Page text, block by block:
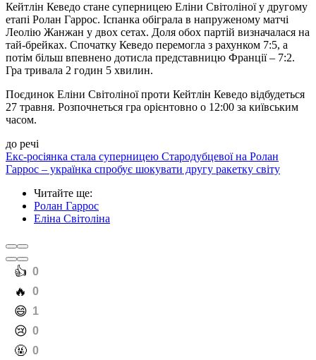
Кейтлін Кеведо стане суперницею Еліни Світоліної у другому
етапі Ролан Гаррос. Іспанка обіграла в напруженому матчі
Леолію Жанжан у двох сетах. Доля обох партій визначалася на
тай-брейках. Спочатку Кеведо перемогла з рахунком 7:5, а
потім більш впевнено дотисла представницю Франції – 7:2.
Гра тривала 2 годин 5 хвилин.
Поєдинок Еліни Світоліної проти Кейтлін Кеведо відбудеться
27 травня. Розпочнеться гра орієнтовно о 12:00 за київським
часом.
до речі
Екс-росіянка стала суперницею Стародубцевої на Ролан
Гаррос – українка спробує шокувати другу ракетку світу
Читайте ще:
Ролан Гаррос
Еліна Світоліна
️👍 0
️🔥 0
️😄 1
️😢 0
️🤬 0